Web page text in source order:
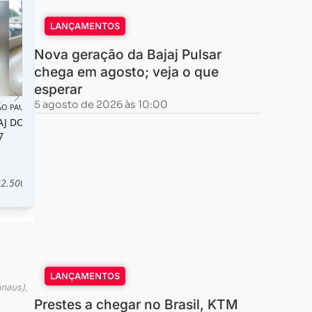
LANÇAMENTOS
Nova geração da Bajaj Pulsar
chega em agosto; veja o que
esperar
5 agosto de 2026 às 10:00
LANÇAMENTOS
Prestes a chegar no Brasil, KTM